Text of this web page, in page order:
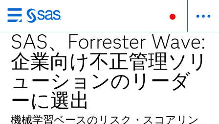
Skip
to
main
content
SAS、Forrester Wave:
企業向け不正管理ソリ
ューションのリーダ
ーに選出
機械学習ベースのリスク・スコアリン